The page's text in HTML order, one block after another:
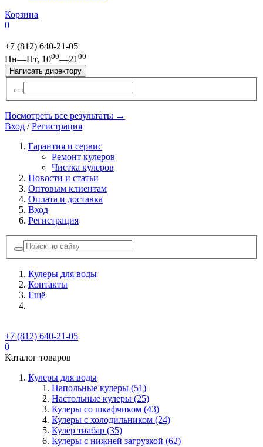
Корзина
0
+7 (812) 640-21-05
Пн—Пт, 1000—21 00
Написать директору
Посмотреть все результаты →
Вход /Регистрация
Гарантия и сервис
Ремонт кулеров
Чистка кулеров
Новости и статьи
Оптовым клиентам
Оплата и доставка
Вход
Регистрация
Кулеры для воды
Контакты
Ещё
+7 (812) 640-21-05
0
Каталог товаров
Кулеры для воды
Напольные кулеры (51)
Настольные кулеры (25)
Кулеры со шкафчиком (43)
Кулеры с холодильником (24)
Кулер тиабар (35)
Кулеры с нижней загрузкой (62)